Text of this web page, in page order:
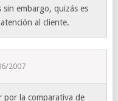
embargo, quizás es
al cliente.
2007
por la comparativa de